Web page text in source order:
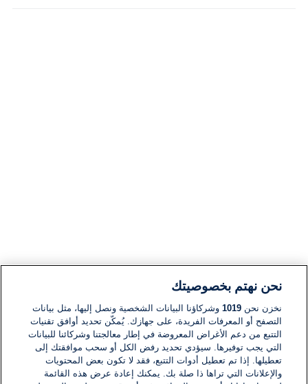
نحن نهتم بخصوصيتك
نخزن نحن1019 وشركاؤنا البيانات الشخصية ونصل إليها، مثل بيانات
التصفح أو المعرفات الفريدة، على جهازك. يُمكّن تحديد أوافق تقنيات
التتبع من دعم الأغراض المعروضة في إطار معالجتنا وشركائنا للبيانات
التي يجب توفيرها. سيؤدي تحديد رفض الكل أو سحب موافقتك إلى
تعطيلها. إذا تم تعطيل أدوات التتبع، فقد لا تكون بعض المحتويات
والإعلانات التي تراها ذا صلة بك. يمكنك إعادة عرض هذه القائمة